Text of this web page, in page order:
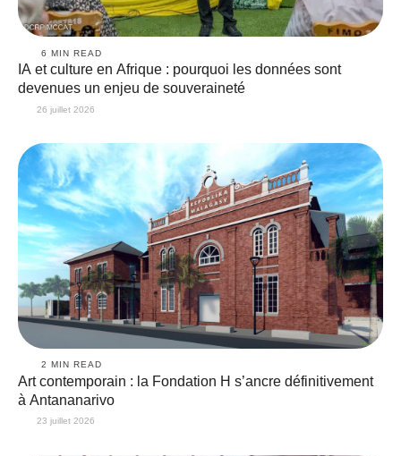
6 MIN READ
IA et culture en Afrique : pourquoi les données sont
devenues un enjeu de souveraineté
26 juillet 2026
2 MIN READ
Art contemporain : la Fondation H s’ancre définitivement
à Antananarivo
23 juillet 2026